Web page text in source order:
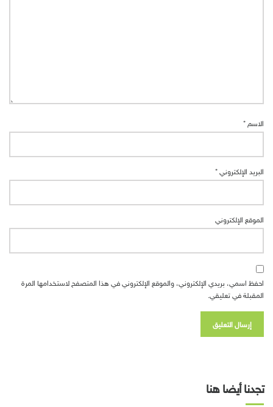
الاسم *
البريد الإلكتروني *
الموقع الإلكتروني
احفظ اسمي، بريدي الإلكتروني، والموقع الإلكتروني في هذا المتصفح لاستخدامها المرة
المقبلة في تعليقي.
تجدنا أيضا هنا